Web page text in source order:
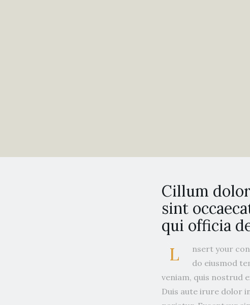
Cillum
sint
qui officia
L
nsert your
do eiusmod
veniam, quis nostrud
Duis aute irure dolor